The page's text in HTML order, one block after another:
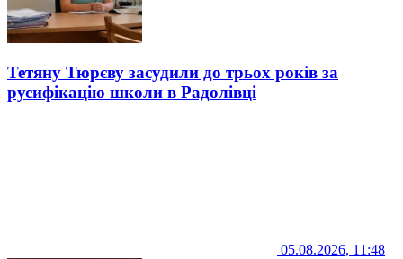
Тетяну Тюрєву засудили до трьох років за
русифікацію школи в Радолівці
05.08.2026, 11:48